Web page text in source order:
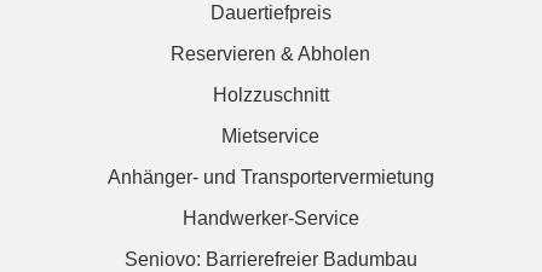
Dauertiefpreis
Reservieren & Abholen
Holzzuschnitt
Mietservice
Anhänger- und Transportervermietung
Handwerker-Service
Seniovo: Barrierefreier Badumbau